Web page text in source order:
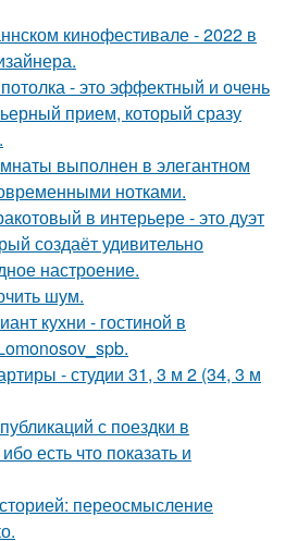
кинофестивале - 2022 в
- это эффектный и очень
прием, который сразу
выполнен в элегантном
нотками.
в интерьере - это дуэт
создаёт удивительно
настроение.
шум.
кухни - гостиной в
- студии 31, 3 м 2 (34, 3 м
с поездки в
есть что показать и
переосмысление